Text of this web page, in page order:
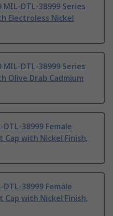
DTL-38999 Series
Electroless Nickel
DTL-38999 Series
Olive Drab Cadmium
38999 Female
Cap with Nickel Finish,
38999 Female
Cap with Nickel Finish,